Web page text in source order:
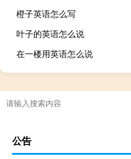
橙子英语怎么写
叶子的英语怎么说
在一楼用英语怎么说
公告